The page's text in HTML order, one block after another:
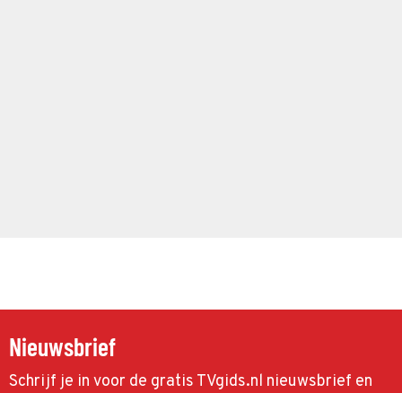
Nieuwsbrief
Schrijf je in voor de gratis TVgids.nl nieuwsbrief en